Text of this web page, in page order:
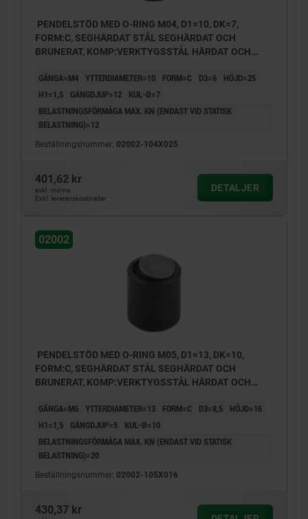
PENDELSTÖD MED O-RING M04, D1=10, DK=7,
FORM:C, SEGHÄRDAT STÅL SEGHÄRDAT OCH
BRUNERAT, KOMP:VERKTYGSSTÅL HÄRDAT OCH
GÄNGA=M4 YTTERDIAMETER=10 FORM=C D3=6
HÖJD=25
H1=1,5
GÄNGDJUP=12
KUL-Ø=7
BELASTNINGSFÖRMÅGA MAX. KN (ENDAST VID STATISK
BELASTNING)=12
Beställningsnummer: 02002-104X025
401,62 kr
exkl. moms
Exkl. leveranskostnader
DETALJER
02002
PENDELSTÖD MED O-RING M05, D1=13, DK=10,
FORM:C, SEGHÄRDAT STÅL SEGHÄRDAT OCH
BRUNERAT, KOMP:VERKTYGSSTÅL HÄRDAT OCH
GÄNGA=M5 YTTERDIAMETER=13 FORM=C D3=8,5
HÖJD=16
H1=1,5
GÄNGDJUP=5
KUL-Ø=10
BELASTNINGSFÖRMÅGA MAX. KN (ENDAST VID STATISK
BELASTNING)=20
Beställningsnummer: 02002-105X016
430,37 kr